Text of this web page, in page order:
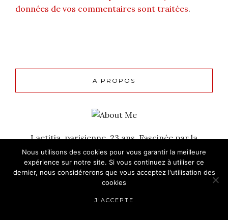
données de vos commentaires sont traitées.
A PROPOS
Laetitia, parisienne, 23 ans. Fascinée par la
musique depuis toujours et toujours
accompagnée d'un livre !
Nous utilisons des cookies pour vous garantir la meilleure
expérience sur notre site. Si vous continuez à utiliser ce
dernier, nous considérerons que vous acceptez l'utilisation des
cookies
J'ACCEPTE